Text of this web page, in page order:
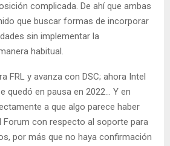
complicada. De ahí que ambas
que buscar formas de incorporar
sin implementar la
habitual.
FRL y avanza con DSC; ahora Intel
quedó en pausa en 2022… Y en
a que algo parece haber
Forum con respecto al soporte para
por más que no haya confirmación